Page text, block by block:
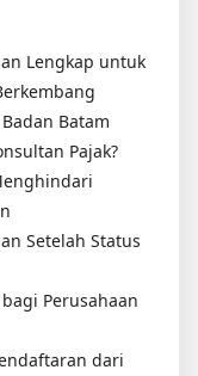
Lengkap untuk
Batam
Pajak?
Setelah Status
Perusahaan
dari